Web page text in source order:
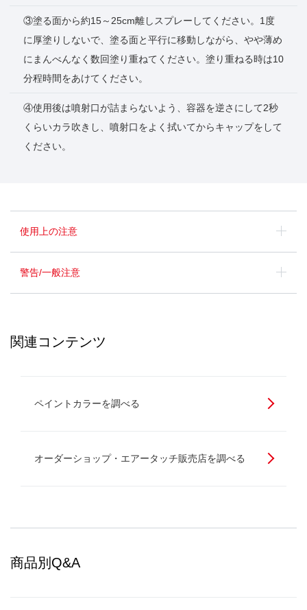
③塗る面から約15～25cm離しスプレーしてください。1度
に厚塗りしないで、塗る面と平行に移動しながら、やや薄め
にまんべんなく数回塗り重ねてください。塗り重ねる時は10
分程時間をあけてください。
④使用後は噴射口が詰まらないよう、容器を逆さにして2秒
くらいカラ吹きし、噴射口をよく拭いてからキャップをして
ください。
使用上の注意
警告/一般注意
関連コンテンツ
ペイントカラーを調べる
オーダーショップ・エアータッチ販売店を調べる
商品別Q&A